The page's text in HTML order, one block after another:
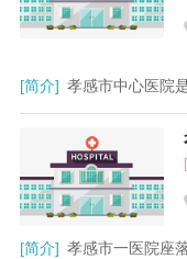
[简介] 孝感市中心医院
[简介] 孝感市一医院座